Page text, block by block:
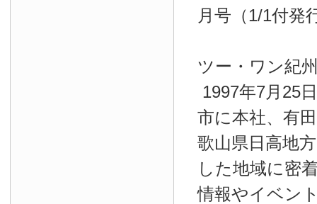
月号（1/1付発
ツー・ワン紀
1997年7月25
市に本社、有
歌山県日高地
した地域に密
情報やイベン